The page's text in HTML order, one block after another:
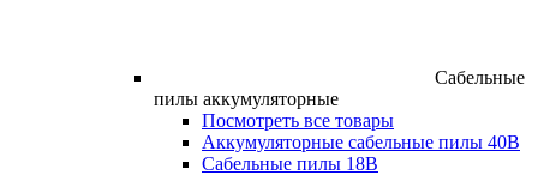
Сабельные
пилы аккумуляторные
Посмотреть все товары
Аккумуляторные сабельные пилы 40В
Сабельные пилы 18В